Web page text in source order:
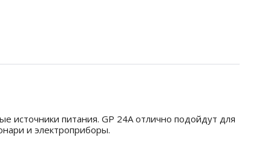
источники питания. GP 24A отлично подойдут для
и электроприборы.